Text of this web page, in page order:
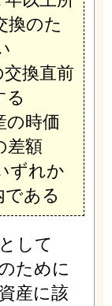
換のた
交換直前
る
の時価
差額
ずれか
である
して
ために
産に該